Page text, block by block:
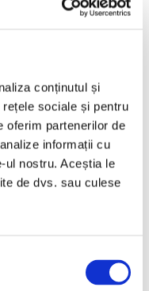
conținutul și
sociale și pentru
oferim partenerilor de
informații cu
ul nostru. Aceștia le
de dvs. sau culese
❯